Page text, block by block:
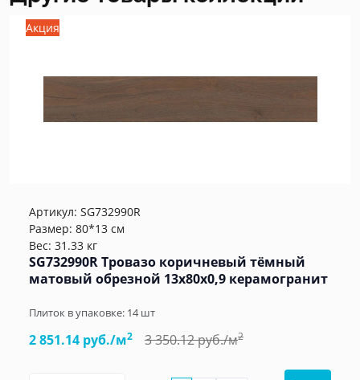
Акция
Артикул: SG732990R
Размер: 80*13 см
Вес: 31.33 кг
SG732990R Тровазо коричневый тёмный
матовый обрезной 13x80x0,9 керамогранит
Плиток в упаковке: 14шт
2 851.14 руб./м2 3 350.12 руб./м2